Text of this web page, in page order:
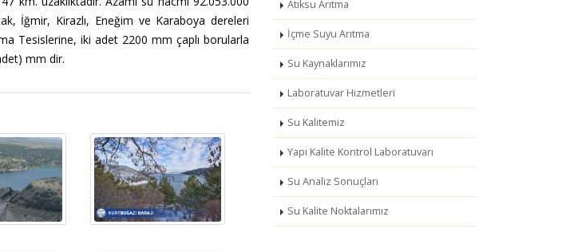
İğmir, Kirazlı, Eneğim ve Karaboya dereleri
Tesislerine, iki adet 2200 mm çaplı borularla
mm dir.
Atıksu Arıtma
İçme Suyu Arıtma
Su Kaynaklarımız
Laboratuvar Hizmetleri
Su Kalitemiz
Yapı Kalite Kontrol Laboratuvarı
Su Analiz Sonuçları
Su Kalite Noktalarımız